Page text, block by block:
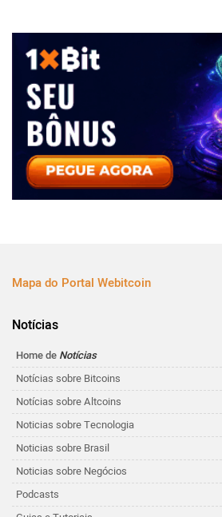
Mapa do Portal Webitcoin
Notícias
Home de Notícias
Notícias sobre Bitcoins
Notícias sobre Altcoins
Noticias sobre Tecnologia
Noticias sobre Brasil
Noticias sobre Negócios
Podcasts